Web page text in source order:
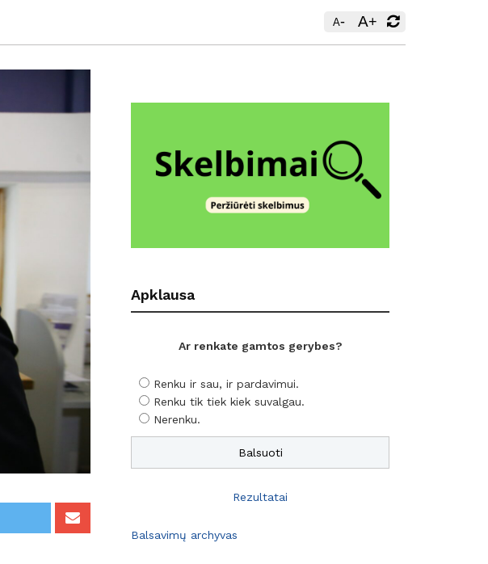
A- A+
Apklausa
Ar renkate gamtos gerybes?
Renku ir sau, ir pardavimui.
Renku tik tiek kiek suvalgau.
Nerenku.
Rezultatai
Balsavimų archyvas